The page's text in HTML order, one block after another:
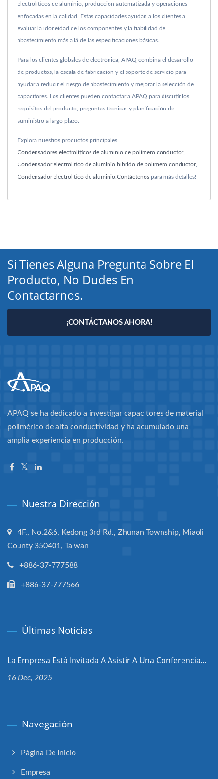
electrolíticos de aluminio, producción automatizada y operaciones
enfocadas en la calidad. Estas capacidades ayudan a los clientes a
evaluar la idoneidad de los componentes y la fiabilidad de
abastecimiento más allá de las especificaciones básicas.
Para los clientes globales de electrónica, APAQ combina el desarrollo
de productos, la escala de fabricación y el soporte de servicio para
ayudar a reducir el riesgo de abastecimiento y mejorar la selección de
capacitores. Los clientes pueden contactar a APAQ para discutir los
requisitos del producto, preguntas técnicas y planificación de
suministro a largo plazo.
Explora nuestros productos principales
Condensadores electrolíticos de aluminio de polímero conductor,
Condensador electrolítico de aluminio híbrido de polímero conductor,
Condensador electrolítico de aluminio Contáctenos para más detalles!
Si Tienes Alguna Pregunta Sobre El
Producto, No Dudes En
Contactarnos.
¡CONTÁCTANOS AHORA!
APAQ se ha dedicado a investigar capacitores de material
polimérico de alta conductividad y ha acumulado una
amplia experiencia en producción.
Nuestra Dirección
4F., No.2&6, Kedong 3rd Rd., Zhunan Township, Miaoli
County 350401, Taiwan
+886-37-777588
+886-37-777566
Últimas Noticias
La Empresa Está Invitada A Asistir A Una Conferencia...
16 Dec, 2025
Navegación
Página De Inicio
Empresa